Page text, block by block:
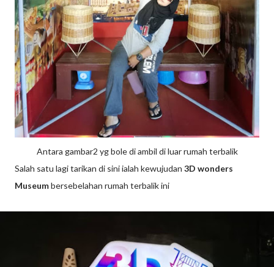
Antara gambar2 yg bole di ambil di luar rumah terbalik
Salah satu lagi tarikan di sini ialah kewujudan 3D wonders
Museumbersebelahan rumah terbalik ini